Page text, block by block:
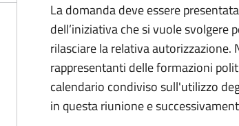
La domanda deve essere
dell’iniziativa che si vuole svolgere
rilasciare la relativa
rappresentanti delle formazioni
calendario condiviso sull'utilizzo
in questa riunione e